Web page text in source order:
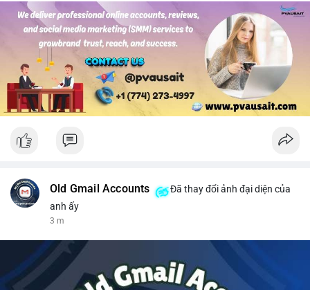
Old Gmail Accounts
Đã thay đổi ảnh đại diện của
anh ấy
3 m